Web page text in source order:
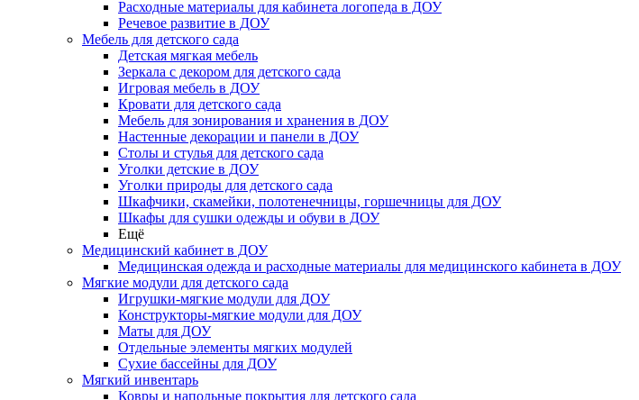
Расходные материалы для кабинета логопеда в ДОУ
Речевое развитие в ДОУ
Мебель для детского сада
Детская мягкая мебель
Зеркала с декором для детского сада
Игровая мебель в ДОУ
Кровати для детского сада
Мебель для зонирования и хранения в ДОУ
Настенные декорации и панели в ДОУ
Столы и стулья для детского сада
Уголки детские в ДОУ
Уголки природы для детского сада
Шкафчики, скамейки, полотенечницы, горшечницы для ДОУ
Шкафы для сушки одежды и обуви в ДОУ
Ещё
Медицинский кабинет в ДОУ
Медицинская одежда и расходные материалы для медицинского кабинета в ДОУ
Мягкие модули для детского сада
Игрушки-мягкие модули для ДОУ
Конструкторы-мягкие модули для ДОУ
Маты для ДОУ
Отдельные элементы мягких модулей
Сухие бассейны для ДОУ
Мягкий инвентарь
Ковры и напольные покрытия для детского сада